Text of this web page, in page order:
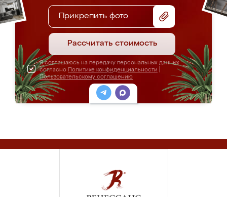
Прикрепить фото
Рассчитать стоимость
Я соглашаюсь на передачу персональных данных
согласно Политике конфиденциальности
Пользовательскому соглашению